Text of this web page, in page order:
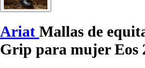
Ariat Mallas de
Grip para mujer Eos